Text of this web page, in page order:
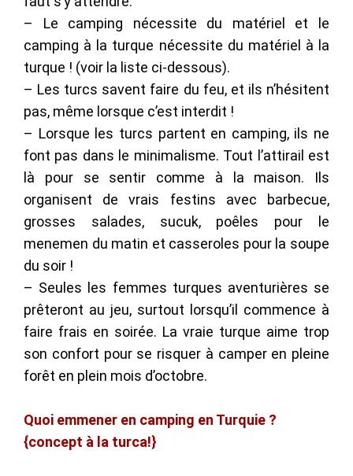
– Le camping nécessite du matériel et le
camping à la turque nécessite du matériel à la
turque ! (voir la liste ci-dessous).
– Les turcs savent faire du feu, et ils n’hésitent
pas, même lorsque c’est interdit !
– Lorsque les turcs partent en camping, ils ne
font pas dans le minimalisme. Tout l’attirail est
là pour se sentir comme à la maison. Ils
organisent de vrais festins avec barbecue,
grosses salades, sucuk, poêles pour le
menemen du matin et casseroles pour la soupe
du soir !
– Seules les femmes turques aventurières se
prêteront au jeu, surtout lorsqu’il commence à
faire frais en soirée. La vraie turque aime trop
son confort pour se risquer à camper en pleine
forêt en plein mois d’octobre.
Quoi emmener en camping en Turquie ?
{concept à la turca!}